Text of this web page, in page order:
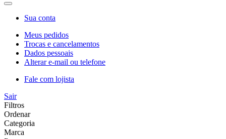
Sua conta
Meus pedidos
Trocas e cancelamentos
Dados pessoais
Alterar e-mail ou telefone
Fale com lojista
Sair
Filtros
Ordenar
Categoria
Marca